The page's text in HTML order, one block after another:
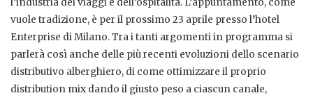
l’industria dei viaggi e dell’ospitalità. L’appuntamento, come
vuole tradizione, è per il prossimo 23 aprile presso l’hotel
Enterprise di Milano. Tra i tanti argomenti in programma si
parlerà così anche delle più recenti evoluzioni dello scenario
distributivo alberghiero, di come ottimizzare il proprio
distribution mix dando il giusto peso a ciascun canale,